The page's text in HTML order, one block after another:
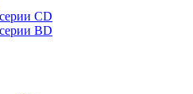
CD
BD